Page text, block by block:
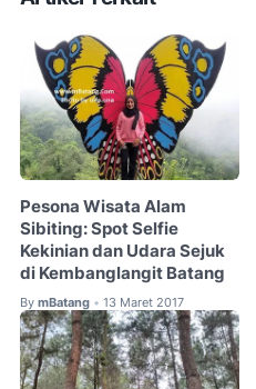
Pesona Wisata Alam
Sibiting: Spot Selfie
Kekinian dan Udara Sejuk
di Kembanglangit Batang
By mBatang • 13 Maret 2017